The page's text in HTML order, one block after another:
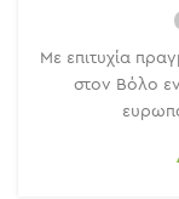
Με επιτυχία
στον Βόλο